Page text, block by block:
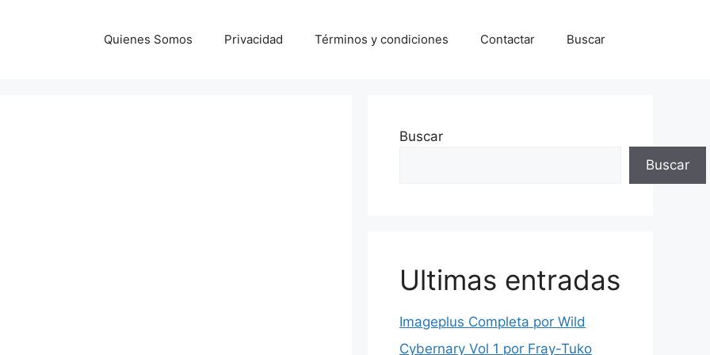
Quienes Somos Privacidad Términos y condiciones Contactar Buscar
Buscar
Buscar
Ultimas entradas
Imageplus Completa por Wild
Cybernary Vol 1 por Fray-Tuko